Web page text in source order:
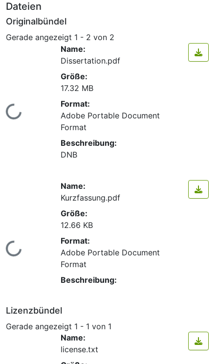
Dateien
Originalbündel
Gerade angezeigt 1 - 2 von 2
Lade...
Name:
Dissertation.pdf
Größe:
17.32 MB
Format:
Adobe Portable Document
Format
Beschreibung:
DNB
Lade...
Name:
Kurzfassung.pdf
Größe:
12.66 KB
Format:
Adobe Portable Document
Format
Beschreibung:
Lizenzbündel
Gerade angezeigt 1 - 1 von 1
Name:
license.txt